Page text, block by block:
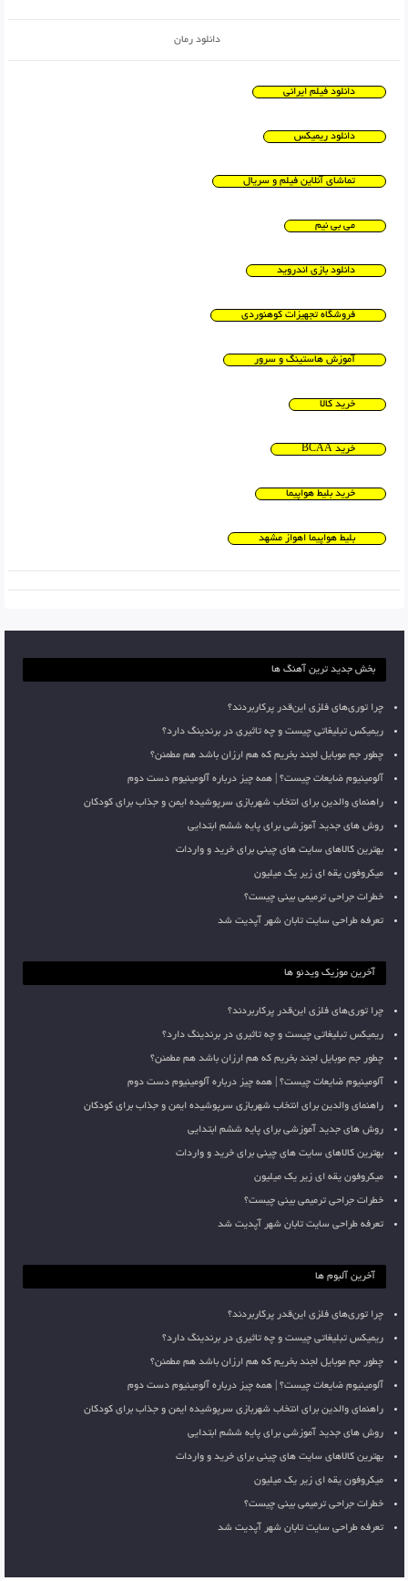
دانلود رمان
دانلود فیلم ایرانی
دانلود ریمیکس
تماشای آنلاین فیلم و سریال
می بی نیم
دانلود بازی اندروید
فروشگاه تجهیزات کوهنوردی
آموزش هاستینگ و سرور
خرید کالا
خرید BCAA
خرید بلیط هواپیما
بلیط هواپیما اهواز مشهد
بخش جدید ترین آهنگ ها
چرا توری‌های فلزی این‌قدر پرکاربردند؟
ریمیکس تبلیغاتی چیست و چه تاثیری در برندینگ دارد؟
چطور جم موبایل لجند بخریم که هم ارزان باشد هم مطمئن؟
آلومینیوم ضایعات چیست؟ | همه چیز درباره آلومینیوم دست دوم
راهنمای والدین برای انتخاب شهربازی سرپوشیده ایمن و جذاب برای کودکان
روش های جدید آموزشی برای پایه ششم ابتدایی
بهترین کالاهای سایت های چینی برای خرید و واردات
میکروفون یقه ای زیر یک میلیون
خطرات جراحی ترمیمی بینی چیست؟
تعرفه طراحی سایت تابان شهر آپدیت شد
آخرین موزیک ویدئو ها
چرا توری‌های فلزی این‌قدر پرکاربردند؟
ریمیکس تبلیغاتی چیست و چه تاثیری در برندینگ دارد؟
چطور جم موبایل لجند بخریم که هم ارزان باشد هم مطمئن؟
آلومینیوم ضایعات چیست؟ | همه چیز درباره آلومینیوم دست دوم
راهنمای والدین برای انتخاب شهربازی سرپوشیده ایمن و جذاب برای کودکان
روش های جدید آموزشی برای پایه ششم ابتدایی
بهترین کالاهای سایت های چینی برای خرید و واردات
میکروفون یقه ای زیر یک میلیون
خطرات جراحی ترمیمی بینی چیست؟
تعرفه طراحی سایت تابان شهر آپدیت شد
آخرین آلبوم ها
چرا توری‌های فلزی این‌قدر پرکاربردند؟
ریمیکس تبلیغاتی چیست و چه تاثیری در برندینگ دارد؟
چطور جم موبایل لجند بخریم که هم ارزان باشد هم مطمئن؟
آلومینیوم ضایعات چیست؟ | همه چیز درباره آلومینیوم دست دوم
راهنمای والدین برای انتخاب شهربازی سرپوشیده ایمن و جذاب برای کودکان
روش های جدید آموزشی برای پایه ششم ابتدایی
بهترین کالاهای سایت های چینی برای خرید و واردات
میکروفون یقه ای زیر یک میلیون
خطرات جراحی ترمیمی بینی چیست؟
تعرفه طراحی سایت تابان شهر آپدیت شد